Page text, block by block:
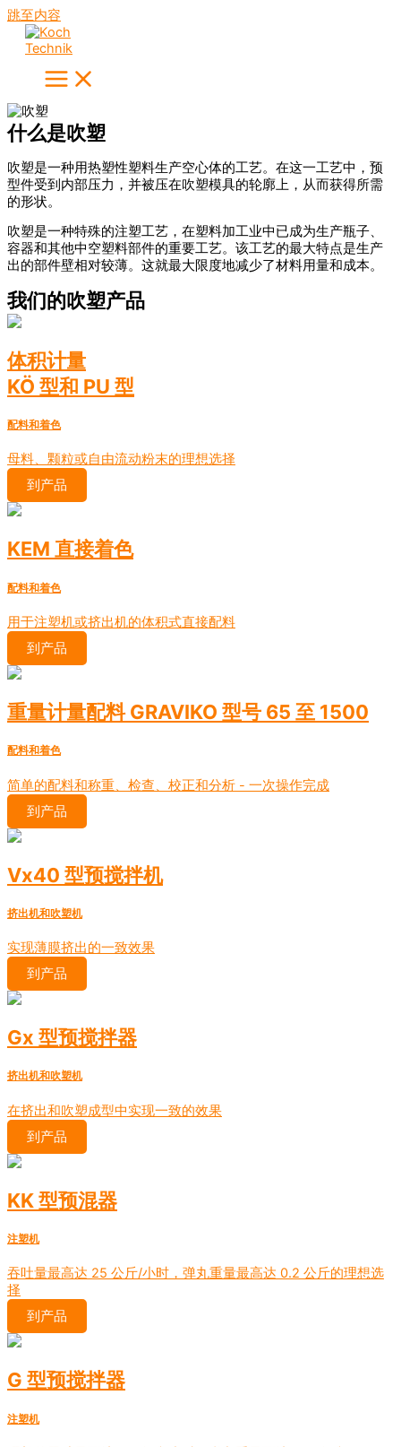
跳至内容
什么是吹塑
吹塑是一种用热塑性塑料生产空心体的工艺。在这一工艺中，预
型件受到内部压力，并被压在吹塑模具的轮廓上，从而获得所需
的形状。
吹塑是一种特殊的注塑工艺，在塑料加工业中已成为生产瓶子、
容器和其他中空塑料部件的重要工艺。该工艺的最大特点是生产
出的部件壁相对较薄。这就最大限度地减少了材料用量和成本。
我们的吹塑产品
体积计量
KÖ 型和 PU 型
配料和着色
母料、颗粒或自由流动粉末的理想选择
到产品
KEM 直接着色
配料和着色
用于注塑机或挤出机的体积式直接配料
到产品
重量计量配料 GRAVIKO 型号 65 至 1500
配料和着色
简单的配料和称重、检查、校正和分析 - 一次操作完成
到产品
Vx40 型预搅拌机
挤出机和吹塑机
实现薄膜挤出的一致效果
到产品
Gx 型预搅拌器
挤出机和吹塑机
在挤出和吹塑成型中实现一致的效果
到产品
KK 型预混器
注塑机
吞吐量最高达 25 公斤/小时，弹丸重量最高达 0.2 公斤的理想选
择
到产品
G 型预搅拌器
注塑机